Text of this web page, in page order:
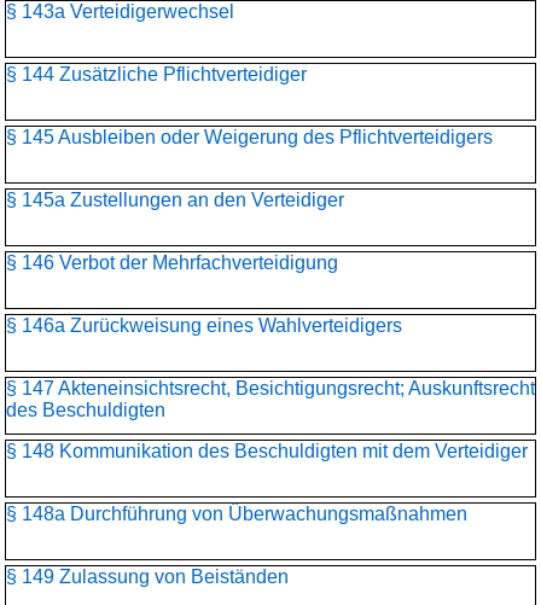
§ 143a Verteidigerwechsel
§ 144 Zusätzliche Pflichtverteidiger
§ 145 Ausbleiben oder Weigerung des Pflichtverteidigers
§ 145a Zustellungen an den Verteidiger
§ 146 Verbot der Mehrfachverteidigung
§ 146a Zurückweisung eines Wahlverteidigers
§ 147 Akteneinsichtsrecht, Besichtigungsrecht; Auskunftsrecht
des Beschuldigten
§ 148 Kommunikation des Beschuldigten mit dem Verteidiger
§ 148a Durchführung von Überwachungsmaßnahmen
§ 149 Zulassung von Beiständen